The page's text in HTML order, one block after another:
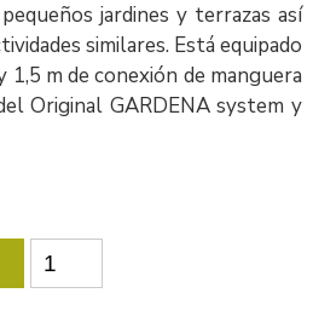
jardines y terrazas así
similares. Está equipado
1,5 m de conexión de manguera
Original GARDENA system y